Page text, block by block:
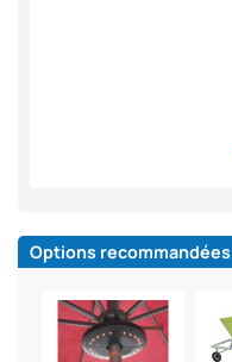
Options recommandées